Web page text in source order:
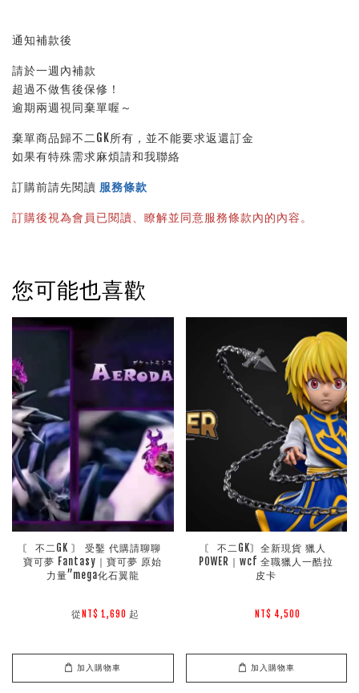
通知補款後
請於一週內補款
超過不做售後保修！
逾期兩週視同棄單喔～
棄單商品歸不二GK所有，並不能要求返還訂金
如果有特殊需求麻煩請和我聯絡
訂購前請先閱讀 服務條款
訂購後視為會員已閱讀、瞭解並同意服務條款內的內容。
您可能也喜歡
〘 不二GK 〙 受鑿 代購請聊聊
寶可夢 Fantasy｜寶可夢 原始
力量”mega化石翼龍
        從
NT$ 1,690 起
加入購物車
〘 不二GK〙全新現貨 獵人
POWER｜wcf 全職獵人一酷拉
皮卡
NT$ 4,500
加入購物車